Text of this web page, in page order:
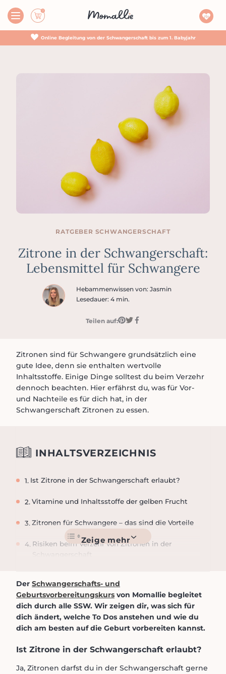
Online Begleitung von der Schwangerschaft bis zum 1. Babyjahr
RATGEBER SCHWANGER­SCHAFT
Zitrone in der Schwangerschaft:
Lebensmittel für Schwangere
Hebammenwissen von: Jasmin
Lesedauer: 4 min.
Teilen auf:
Zitronen sind für Schwangere grundsätzlich eine
gute Idee, denn sie enthalten wertvolle
Inhaltsstoffe. Einige Dinge solltest du beim Verzehr
dennoch beachten. Hier erfährst du, was für Vor-
und Nachteile es für dich hat, in der
Schwangerschaft Zitronen zu essen.
INHALTSVERZEICHNIS
Ist Zitrone in der Schwangerschaft erlaubt?
Vitamine und Inhaltsstoffe der gelben Frucht
Zitronen für Schwangere – das sind die Vorteile
Risiken beim Verzehr von Zitronen in der
Zitronensaft selbst machen
Zusammenfassung: Zitronen – ja oder nein?
Der Schwangerschafts- und
Geburtsvorbereitungskurs von Momallie begleitet
dich durch alle SSW. Wir zeigen dir, was sich für
dich ändert, welche To Dos anstehen und wie du
dich am besten auf die Geburt vorbereiten kannst.
Ist Zitrone in der Schwangerschaft erlaubt?
Ja, Zitronen darfst du in der Schwangerschaft gerne